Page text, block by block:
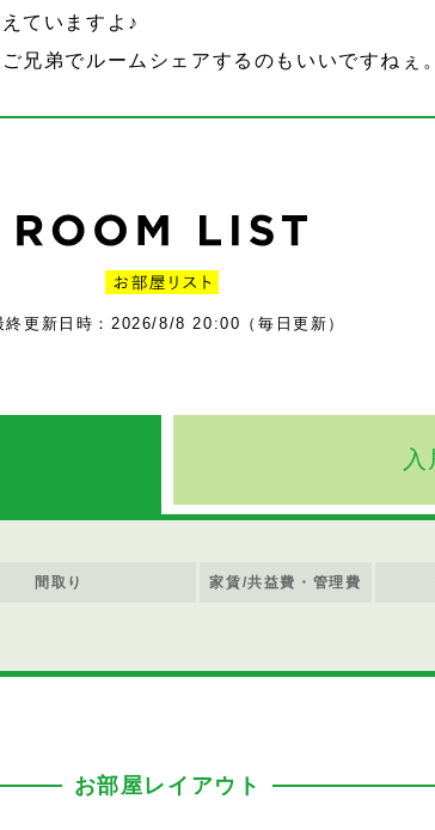
ていますよ♪
兄弟でルームシェアするのもいいですねぇ。
終更新日時：2026/8/8 20:00（毎日更新）
間取り 家賃/共益費・管理費
お部屋レイアウト